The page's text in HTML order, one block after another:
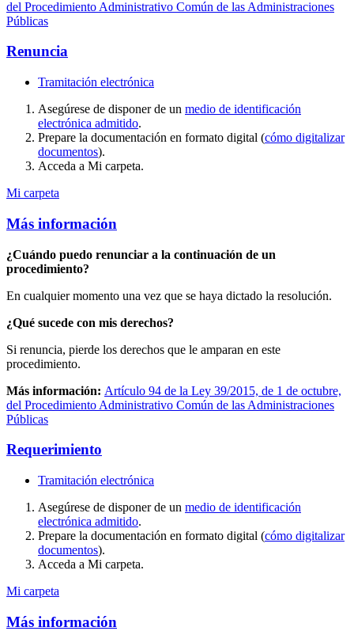
del Procedimiento Administrativo Común de las Administraciones
Públicas
Renuncia
Tramitación electrónica
Asegúrese de disponer de un medio de identificación
electrónica admitido.
Prepare la documentación en formato digital (cómo digitalizar
documentos).
Acceda a Mi carpeta.
Mi carpeta
Más información
¿Cuándo puedo renunciar a la continuación de un
procedimiento?
En cualquier momento una vez que se haya dictado la resolución.
¿Qué sucede con mis derechos?
Si renuncia, pierde los derechos que le amparan en este
procedimiento.
Más información: Artículo 94 de la Ley 39/2015, de 1 de octubre,
del Procedimiento Administrativo Común de las Administraciones
Públicas
Requerimiento
Tramitación electrónica
Asegúrese de disponer de un medio de identificación
electrónica admitido.
Prepare la documentación en formato digital (cómo digitalizar
documentos).
Acceda a Mi carpeta.
Mi carpeta
Más información